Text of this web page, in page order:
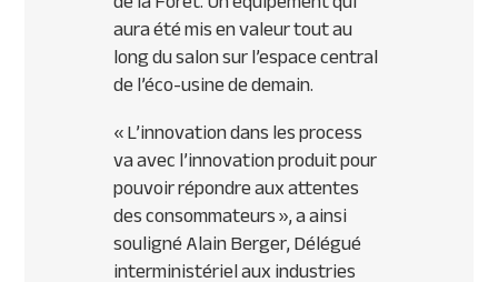
aura été mis en valeur tout au
long du salon sur l’espace central
de l’éco-usine de demain.
« L’innovation dans les process
va avec l’innovation produit pour
pouvoir répondre aux attentes
des consommateurs »,a ainsi
souligné Alain Berger, Délégué
interministériel aux industries